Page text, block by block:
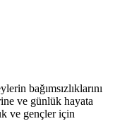
bağımsızlıklarını
ve günlük hayata
ve gençler için